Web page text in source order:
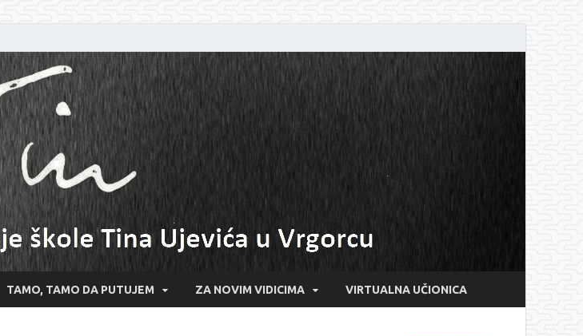
TAMO, TAMO DA PUTUJEM ZA NOVIM VIDICIMA VIRTUALNA UČIONICA